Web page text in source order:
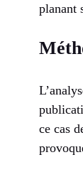
planant
ce cas